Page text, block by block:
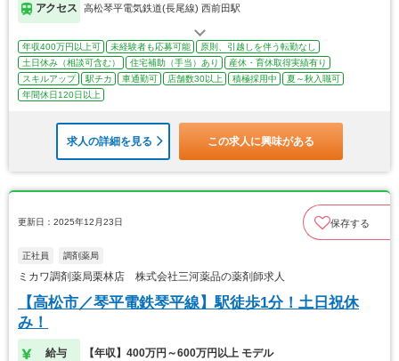
アクセス 高松琴平電気鉄道(長尾線) 西前田駅
年収400万円以上可 未経験者も応募可能
原則、引越しを伴う転勤なし
土日休み（相談可含む）
住宅補助（手当）あり
産休・育休取得実績有り
スキルアップ
駅チカ 車通勤可 店舗数30以上 積極採用中
夏～秋入職可
年間休日120日以上
求人の詳細を見る この求人に興味がある
更新日：2025年12月23日 保存する
正社員 調剤薬局
ミカワ調剤薬局栗林店 株式会社三河薬品の薬剤師求人
【高松市／琴平電鉄琴平線】駅徒歩1分！土日祝休
み！
給与 【年収】400万円～600万円以上 モデル